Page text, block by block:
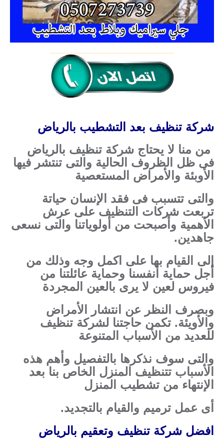
شركة تنظيف بعد التشطيب بالرياض
من منا لا يحتاج شركة تنظيف بالرياض
فى ظل الظروف الحالية والتى تنتشر فيها
الأوبئة والأمراض المستعصية
والتى تتسبب فى فقد الإنسان حياتة
تربعت شركات التنظيف على عرش
الأهمية وأصبحت من أولوياتنا والتى نسعى
جاهدين.
إلى القيام بها على اكمل وجه وذلك من
أجل حماية أنفسنا وحماية عائلتنا من
فيروس لعين لا يرى بالعين المجردة
وبصرف النظر عن انتشار الأمراض
والأويئة. تكمن حاجتنا لشركة تنظيف
للعديد من الأسباب المتنوعة
والتى سوف نذكرها بالتفصيل وأهم هذه
الأسباب تتنظيف المنزل الخاص بنا بعد
الإنتهاء من تشطيب المنزل
أى عمل ترميم والقيام بالتجديد.
افضل شركة تنظيف وتعقيم بالرياض